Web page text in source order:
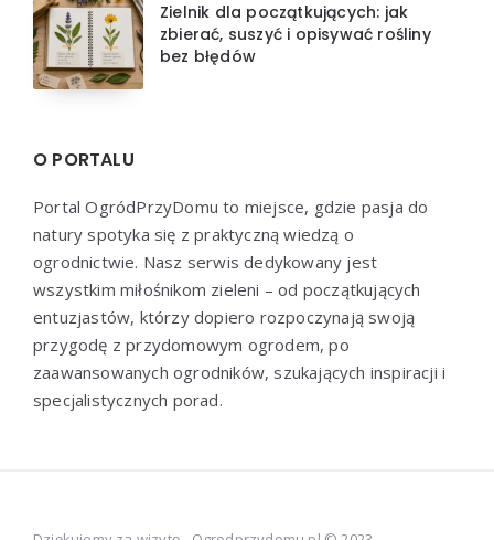
Zielnik dla początkujących: jak
zbierać, suszyć i opisywać rośliny
bez błędów
O PORTALU
Portal OgródPrzyDomu to miejsce, gdzie pasja do
natury spotyka się z praktyczną wiedzą o
ogrodnictwie. Nasz serwis dedykowany jest
wszystkim miłośnikom zieleni – od początkujących
entuzjastów, którzy dopiero rozpoczynają swoją
przygodę z przydomowym ogrodem, po
zaawansowanych ogrodników, szukających inspiracji i
specjalistycznych porad.